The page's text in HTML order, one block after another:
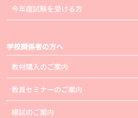
今年度試験を受ける方
学校関係者の方へ
教材購入のご案内
教員セミナーのご案内
模試のご案内